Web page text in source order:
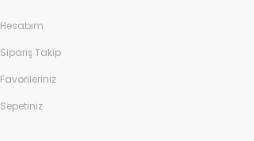
Hesabım
Sipariş Takip
Favorileriniz
Sepetiniz